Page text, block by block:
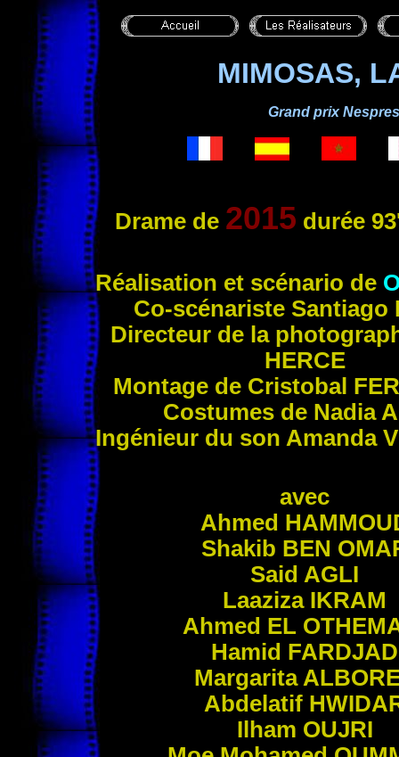
MIMOSAS,
Grand prix
Drame de 2015 durée
Réalisation et scénario de
Co-scénariste Santiago
Directeur de la
HERCE
Montage de Cristobal
Costumes de Nadia
Ingénieur du son Amanda
avec
Ahmed
Shakib BEN
Said AGLI
Laaziza IKRAM
Ahmed EL
Hamid FARDJAD
Margarita
Abdelatif
Ilham OUJRI